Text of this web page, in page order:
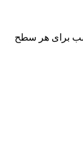
برای هر سطح